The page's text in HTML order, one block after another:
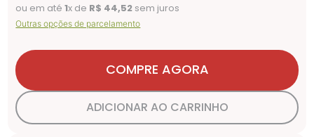
ou em até1x de R$ 44,52 sem juros
Outras opções de parcelamento
COMPRE AGORA
ADICIONAR AO CARRINHO